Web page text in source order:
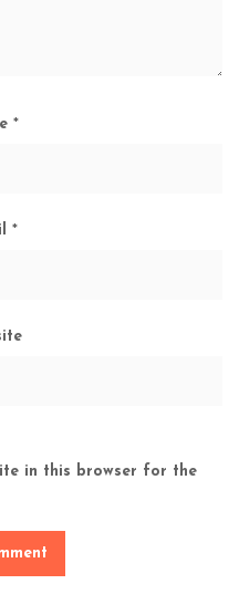
*
*
in this browser for the